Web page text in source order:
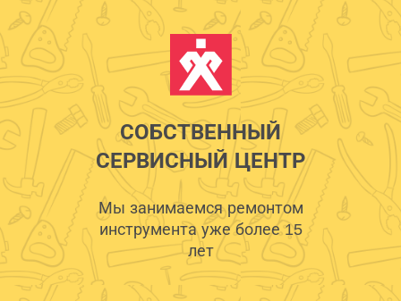
СОБСТВЕННЫЙ
СЕРВИСНЫЙ ЦЕНТР
Мы занимаемся ремонтом
инструмента уже более 15
лет